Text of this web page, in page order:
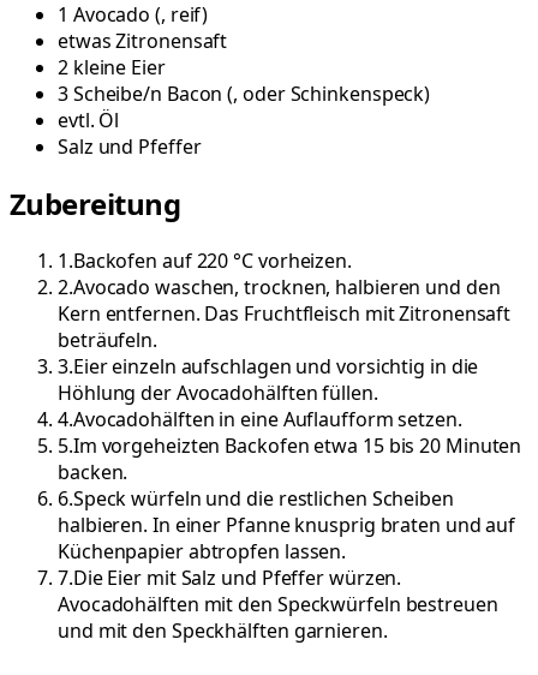
1 Avocado (, reif)
etwasZitronensaft
2 kleine Eier
3Scheibe/n Bacon (, oder Schinkenspeck)
evtl. Öl
Salz und Pfeffer
Zubereitung
1.Backofen auf 220 °C vorheizen.
2.Avocado waschen, trocknen, halbieren und den
Kern entfernen. Das Fruchtfleisch mit Zitronensaft
beträufeln.
3.Eier einzeln aufschlagen und vorsichtig in die
Höhlung der Avocadohälften füllen.
4.Avocadohälften in eine Auflaufform setzen.
5.Im vorgeheizten Backofen etwa 15 bis 20 Minuten
backen.
6.Speck würfeln und die restlichen Scheiben
halbieren. In einer Pfanne knusprig braten und auf
Küchenpapier abtropfen lassen.
7.Die Eier mit Salz und Pfeffer würzen.
Avocadohälften mit den Speckwürfeln bestreuen
und mit den Speckhälften garnieren.